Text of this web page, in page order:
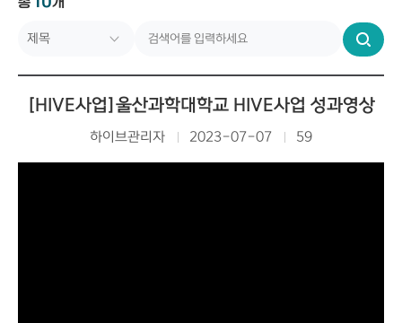
검
색
[HIVE사업]울산과학대학교 HIVE사업 성과영상
하이브관리자 2023-07-07 59